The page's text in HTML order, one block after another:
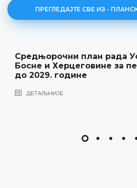
ПРЕГЛЕДАЈТЕ СВЕ ИЗ -
Средњорочни план рада
Босне и Херцеговине за
до 2029. године
ДЕТАЉНИЈЕ